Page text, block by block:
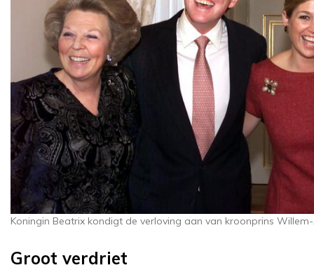
Koningin Beatrix kondigt de verloving aan van kroonprins
Groot verdriet